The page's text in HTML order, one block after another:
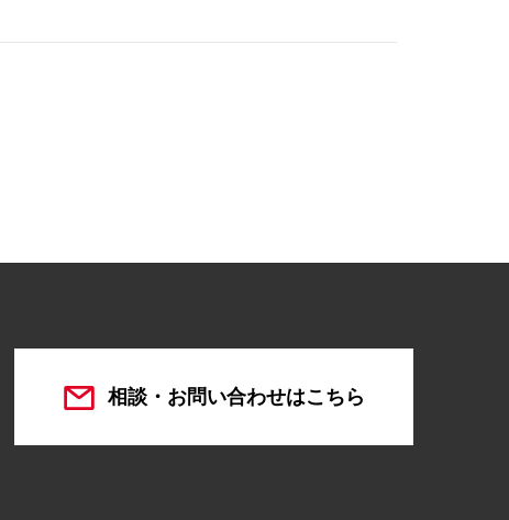
相談・お問い合わせはこちら